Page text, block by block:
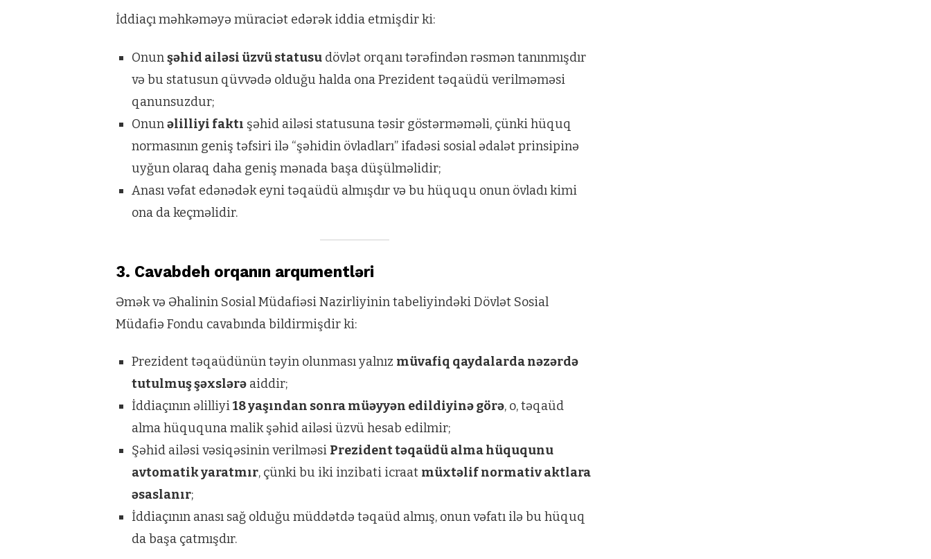
İddiaçı məhkəməyə müraciət edərək iddia etmişdir ki:
Onunşəhid ailəsi üzvü statusu dövlət orqanı tərəfindən rəsmən tanınmışdır
və bu statusun qüvvədə olduğu halda ona Prezident təqaüdü verilməməsi
qanunsuzdur;
Onunəlilliyi faktı şəhid ailəsi statusuna təsir göstərməməli, çünki hüquq
normasının geniş təfsiri ilə “şəhidin övladları” ifadəsi sosial ədalət prinsipinə
uyğun olaraq daha geniş mənada başa düşülməlidir;
Anası vəfat edənədək eyni təqaüdü almışdır və bu hüququ onun övladı kimi
ona da keçməlidir.
3. Cavabdeh orqanın arqumentləri
Əmək və Əhalinin Sosial Müdafiəsi Nazirliyinin tabeliyindəki Dövlət Sosial
Müdafiə Fondu cavabında bildirmişdir ki:
Prezident təqaüdünün təyin olunması yalnız müvafiq qaydalarda nəzərdə
tutulmuş şəxslərə aiddir;
İddiaçının əlilliyi18 yaşından sonra müəyyən edildiyinə görə, o, təqaüd
alma hüququna malik şəhid ailəsi üzvü hesab edilmir;
Şəhid ailəsi vəsiqəsinin verilməsi Prezident təqaüdü alma hüququnu
avtomatik yaratmır, çünki bu iki inzibati icraat müxtəlif normativ aktlara
əsaslanır;
İddiaçının anası sağ olduğu müddətdə təqaüd almış, onun vəfatı ilə bu hüquq
da başa çatmışdır.